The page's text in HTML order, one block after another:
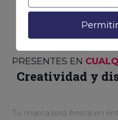
PRESENTES EN
Creatividad y
Tu marca será fresca en